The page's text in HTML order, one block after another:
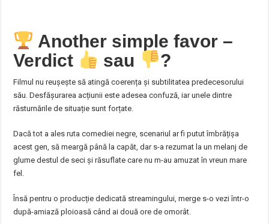
Another simple favor –
Verdict
sau ?
Filmul nu reușește să atingă coerența și subtilitatea predecesorului
său. Desfășurarea acțiunii este adesea confuză, iar unele dintre
răsturnările de situație sunt forțate.
Dacă tot a ales ruta comediei negre, scenariul ar fi putut îmbrățișa
acest gen, să meargă până la capăt, dar s-a rezumat la un melanj de
glume destul de seci și răsuflate care nu m-au amuzat în vreun mare
fel.
Însă pentru o producție dedicată streamingului, merge s-o vezi într-o
după-amiază ploioasă când ai două ore de omorât.